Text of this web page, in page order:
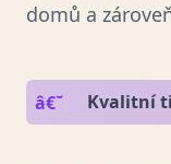
domů a
Kvalitní